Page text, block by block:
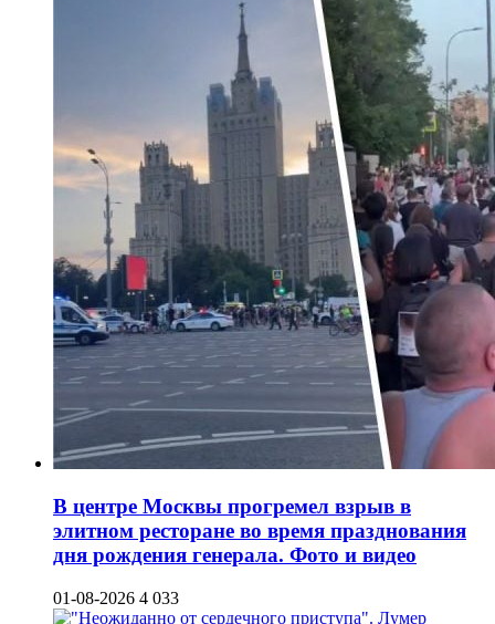
В центре Москвы прогремел взрыв в
элитном ресторане во время празднования
дня рождения генерала. Фото и видео
01-08-2026 4 033